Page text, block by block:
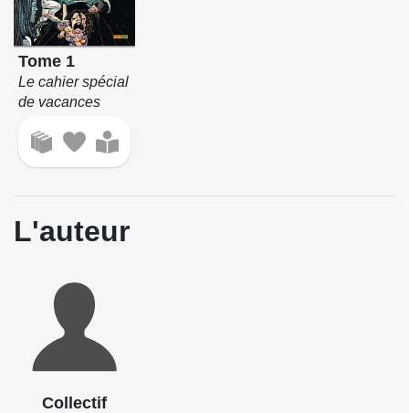
Tome 1
Le cahier spécial
de vacances
L'auteur
Collectif